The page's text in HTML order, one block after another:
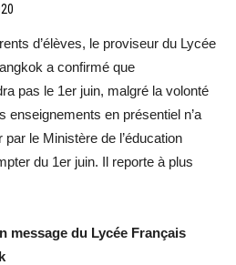
d’élèves, le proviseur du Lycée
a confirmé que
pas le 1er juin, malgré la volonté
enseignements en présentiel n’a
le Ministère de l’éducation
du 1er juin. Il reporte à plus
message du Lycée Français